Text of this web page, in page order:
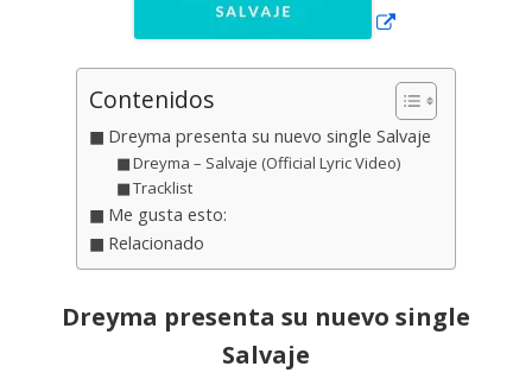
Contenidos
Dreyma presenta su nuevo single Salvaje
Dreyma – Salvaje (Official Lyric Video)
Tracklist
Me gusta esto:
Relacionado
Dreyma presenta su nuevo single
Salvaje